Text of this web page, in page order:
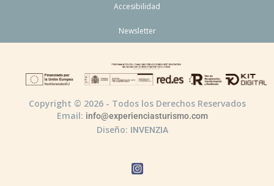
Accesibilidad
Newsletter
Copyright © 2026 - Todos los Derechos Reservados
Email: info@experienciasturismo.com
Diseño: INVENZIA